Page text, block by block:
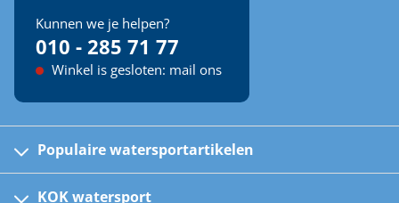
Kunnen we je helpen?
010 - 285 71 77
Winkel is gesloten: mail ons
Populaire watersportartikelen
Kinder reddingsvesten
KOK watersport